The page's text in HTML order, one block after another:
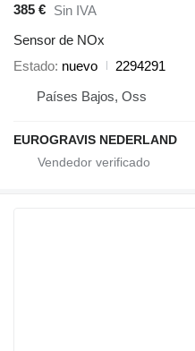
385 € Sin IVA
Sensor de NOx
Estado nuevo
2294291
Países Bajos, Oss
EUROGRAVIS NEDERLAND